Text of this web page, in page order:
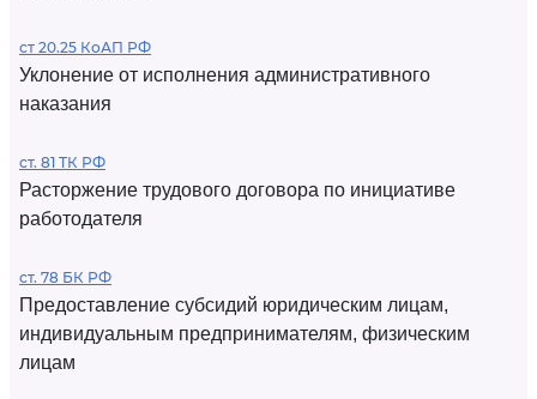
ст 20.25 КоАП РФ
Уклонение от исполнения административного
наказания
ст. 81 ТК РФ
Расторжение трудового договора по инициативе
работодателя
ст. 78 БК РФ
Предоставление субсидий юридическим лицам,
индивидуальным предпринимателям, физическим
лицам